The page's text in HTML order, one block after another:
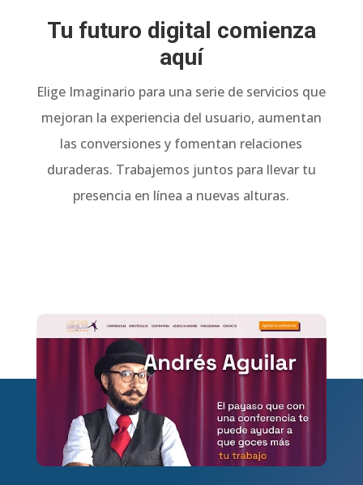
Tu futuro digital comienza
aquí
Elige Imaginario para una serie de servicios que
mejoran la experiencia del usuario, aumentan
las conversiones y fomentan relaciones
duraderas. Trabajemos juntos para llevar tu
presencia en línea a nuevas alturas.